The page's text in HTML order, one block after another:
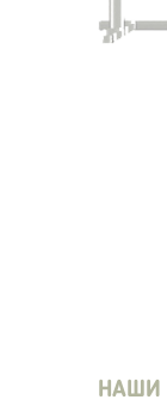
НАШИ